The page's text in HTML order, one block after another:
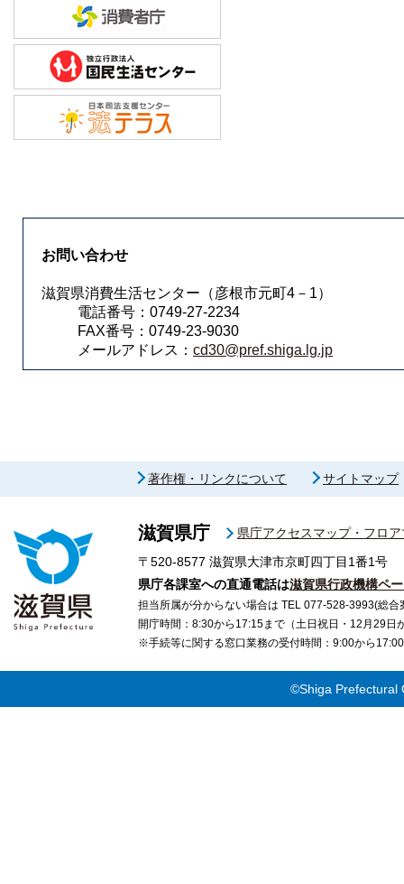
お問い合わせ
滋賀県消費生活センター（彦根市元町4－1）
電話番号：0749-27-2234
FAX番号：0749-23-9030
メールアドレス： cd30@pref.shiga.lg.jp
著作権・リンクについて サイトマップ
滋賀県庁
県庁アクセスマップ・フロ
〒520-8577 滋賀県大津市京町四丁目1番1号
県庁各課室への直通電話は滋賀県行政機構ペ
担当所属が分からない場合は TEL 077-528-3993(総合
開庁時間：8:30から17:15まで（土日祝日・12月29日
※手続等に関する窓口業務の受付時間：9:00から
©Shiga Prefectural